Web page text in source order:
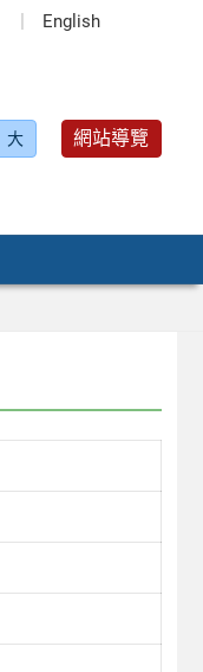
English
大 網站導覽